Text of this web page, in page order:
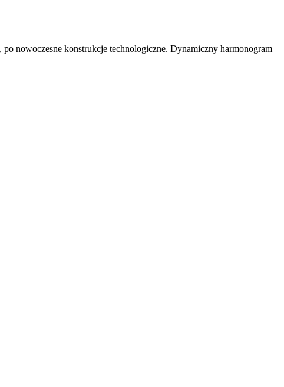
nowoczesne konstrukcje technologiczne. Dynamiczny harmonogram